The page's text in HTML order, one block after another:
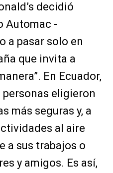
decidió
Automac -
a pasar solo en
que invita a
En Ecuador,
personas eligieron
más seguras y, a
al aire
a sus trabajos o
y amigos. Es así,